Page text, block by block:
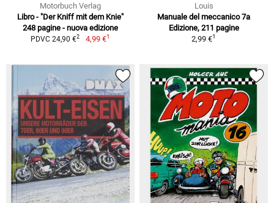
Motorbuch Verlag
Libro - "Der Kniff mit dem Knie"
248 pagine - nuova edizione
PDVC 24,90 €2 4,99 €1
Louis
Manuale del meccanico 7a
Edizione, 211 pagine
2,99 €1